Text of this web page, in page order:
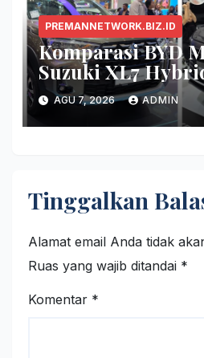
PREMANNETWORK.BIZ.ID
Komparasi BYD
Suzuki XL7
Fitur, dan
AGU 7, 2026 ADMIN
Tinggalkan
Alamat email Anda tidak
Ruas yang wajib ditandai *
Komentar *